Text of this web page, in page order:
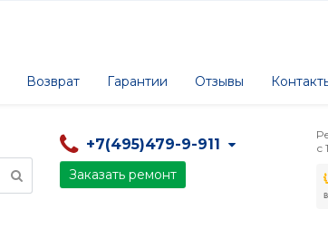
Возврат Гарантии Отзывы
+7(495)479-9-911
Заказать ремонт
с